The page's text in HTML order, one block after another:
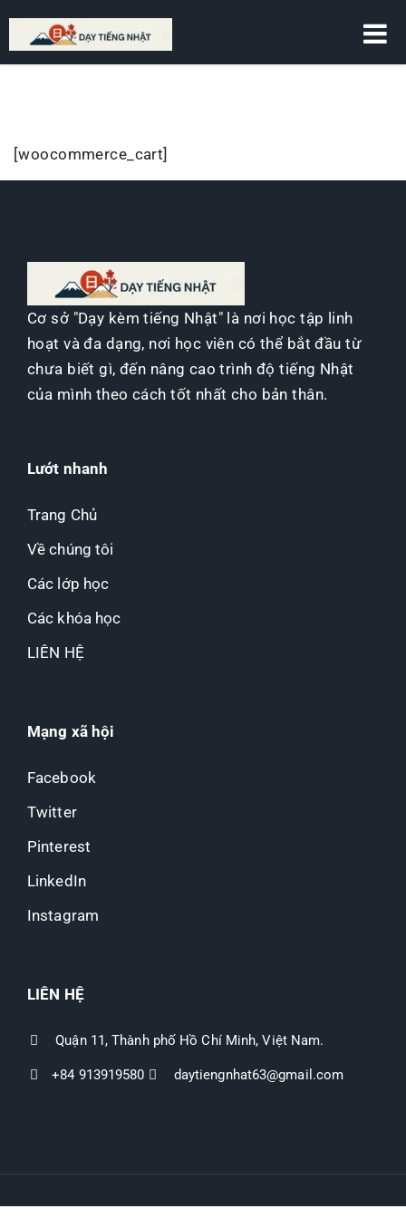
[woocommerce_cart]
Cơ sở "Dạy kèm tiếng Nhật" là nơi học tập linh
hoạt và đa dạng, nơi học viên có thể bắt đầu từ
chưa biết gì, đến nâng cao trình độ tiếng Nhật
của mình theo cách tốt nhất cho bản thân.
Lướt nhanh
Trang Chủ
Về chúng tôi
Các lớp học
Các khóa học
LIÊN HỆ
Mạng xã hội
Facebook
Twitter
Pinterest
LinkedIn
Instagram
LIÊN HỆ
Quận 11, Thành phố Hồ Chí Minh, Việt Nam.
+84 913919580 daytiengnhat63@gmail.com